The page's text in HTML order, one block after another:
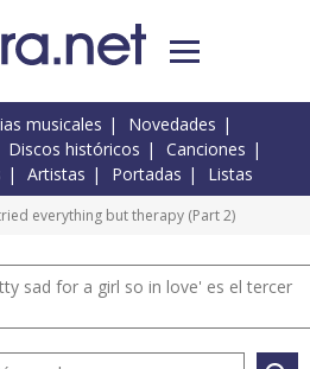
musicales
Novedades
Discos históricos
Canciones
Artistas Portadas Listas
everything but therapy (Part 2)
sad for a girl so in love' es el tercer